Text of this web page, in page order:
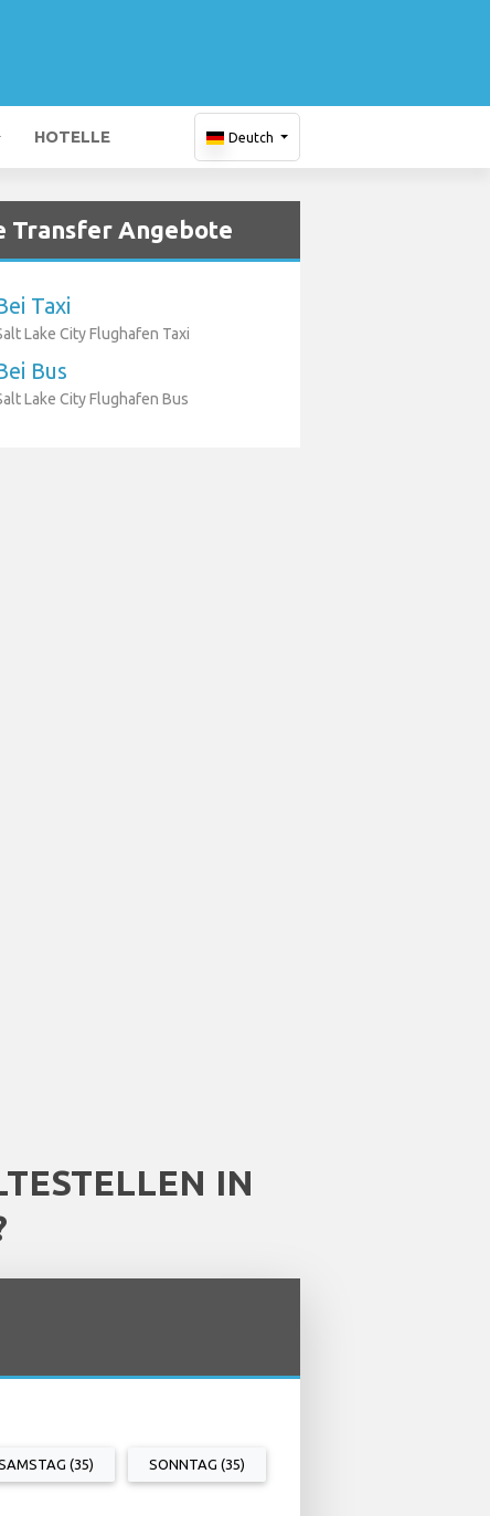
HOTELLE Deutch
Transfer Angebote
Taxi
Lake City Flughafen Taxi
Bus
Lake City Flughafen Bus
IN
(35) SONNTAG (35)